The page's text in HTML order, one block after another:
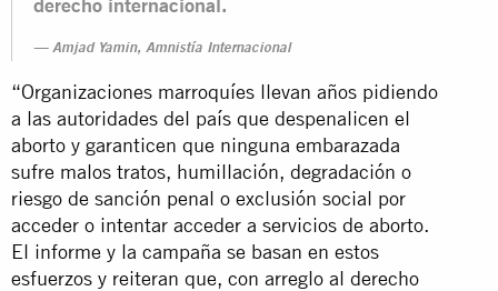
Amjad Yamin, Amnistía Internacional
“Organizaciones marroquíes llevan años pidiendo
a las autoridades del país que despenalicen el
aborto y garanticen que ninguna embarazada
sufre malos tratos, humillación, degradación o
riesgo de sanción penal o exclusión social por
acceder o intentar acceder a servicios de aborto.
El informe y la campaña se basan en estos
esfuerzos y reiteran que, con arreglo al derecho